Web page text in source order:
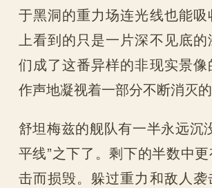
于黑洞的重力场连光线也能
上看到的只是一片深不见底
们成了这番异样的非现实景
作声地凝视着一部分不断消灭的
舒坦梅兹的舰队有一半永远沉
平线”之下了。剩下的半数中
击而损毁。躲过重力和敌人